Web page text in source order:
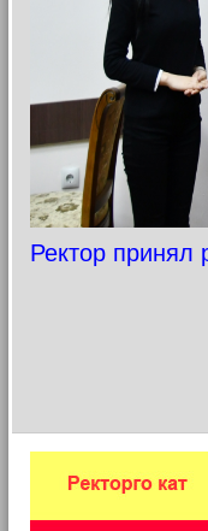
Ректор принял